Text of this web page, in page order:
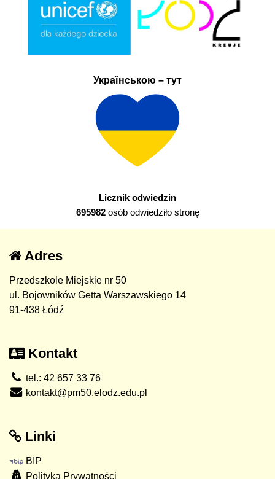
Українською – тут
Licznik odwiedzin
695982osób odwiedziło stronę
Adres
Przedszkole Miejskie nr 50
ul. Bojowników Getta Warszawskiego 14
91-438 Łódź
Kontakt
tel.: 42 657 33 76
kontakt@pm50.elodz.edu.pl
Linki
BIP
Polityka Prywatności